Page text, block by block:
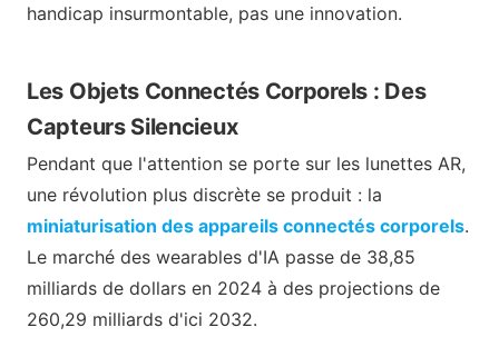
handicap insurmontable, pas une innovation.
Les Objets Connectés Corporels : Des
Capteurs Silencieux
Pendant que l'attention se porte sur les lunettes AR,
une révolution plus discrète se produit : la
miniaturisation des appareils connectés corporels.
Le marché des wearables d'IA passe de 38,85
milliards de dollars en 2024 à des projections de
260,29 milliards d'ici 2032.